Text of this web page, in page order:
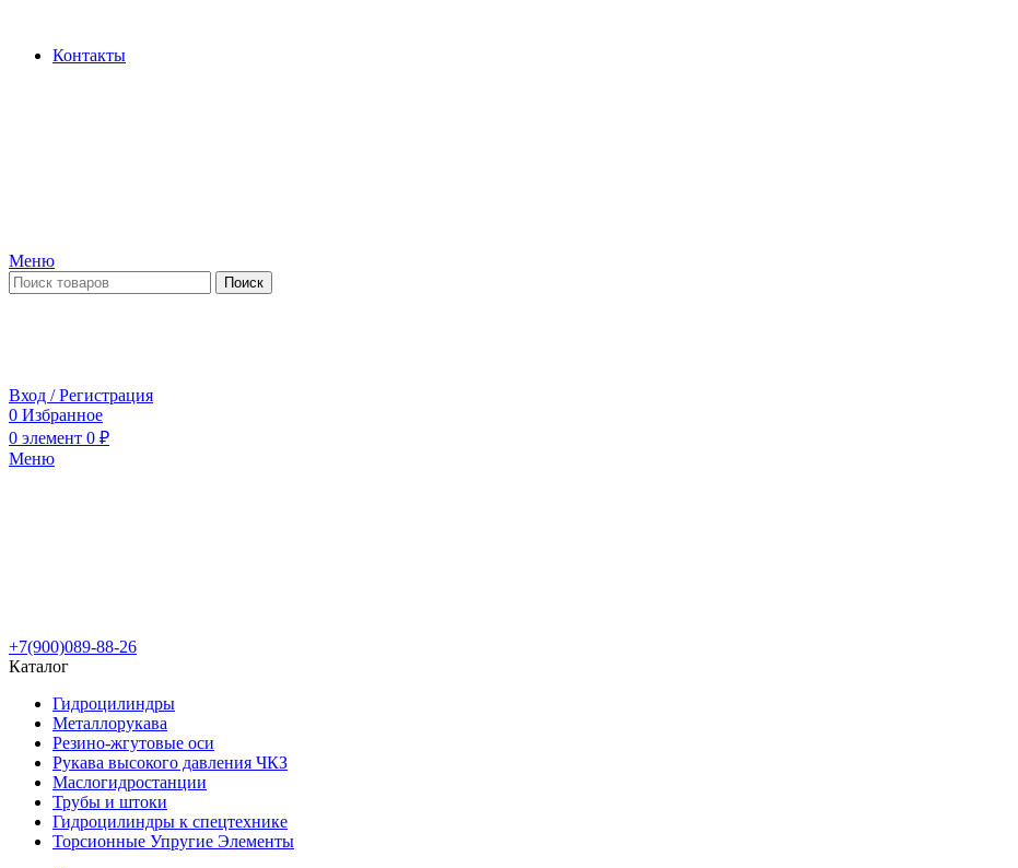
Контакты
Меню
Поиск
Вход / Регистрация
0 Избранное
0 элемент 0 ₽
Меню
+7(900)089-88-26
Каталог
Гидроцилиндры
Металлорукава
Резино-жгутовые оси
Рукава высокого давления ЧКЗ
Маслогидростанции
Трубы и штоки
Гидроцилиндры к спецтехнике
Торсионные Упругие Элементы